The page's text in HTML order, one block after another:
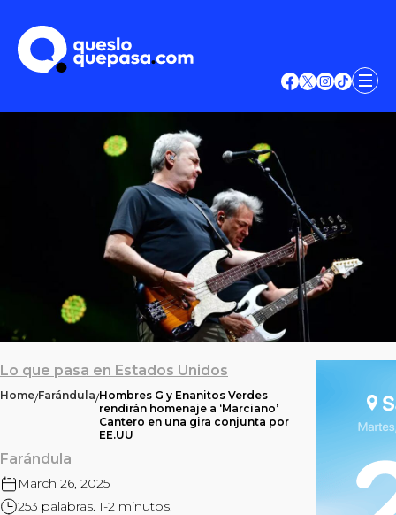
Lo que pasa en Estados Unidos
Home/Farándula/Hombres G y Enanitos Verdes
rendirán homenaje a ‘Marciano’
Cantero en una gira conjunta por
EE.UU
Farándula
March 26, 2025
253 palabras. 1-2 minutos.